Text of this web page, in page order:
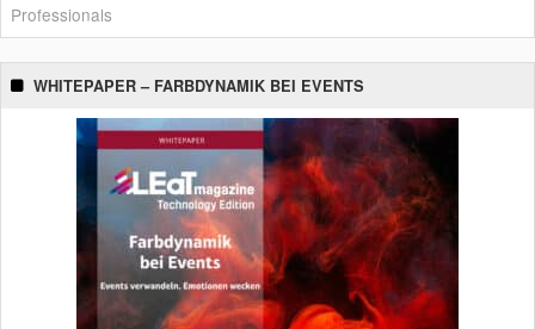
Professionals
WHITEPAPER – FARBDYNAMIK BEI EVENTS